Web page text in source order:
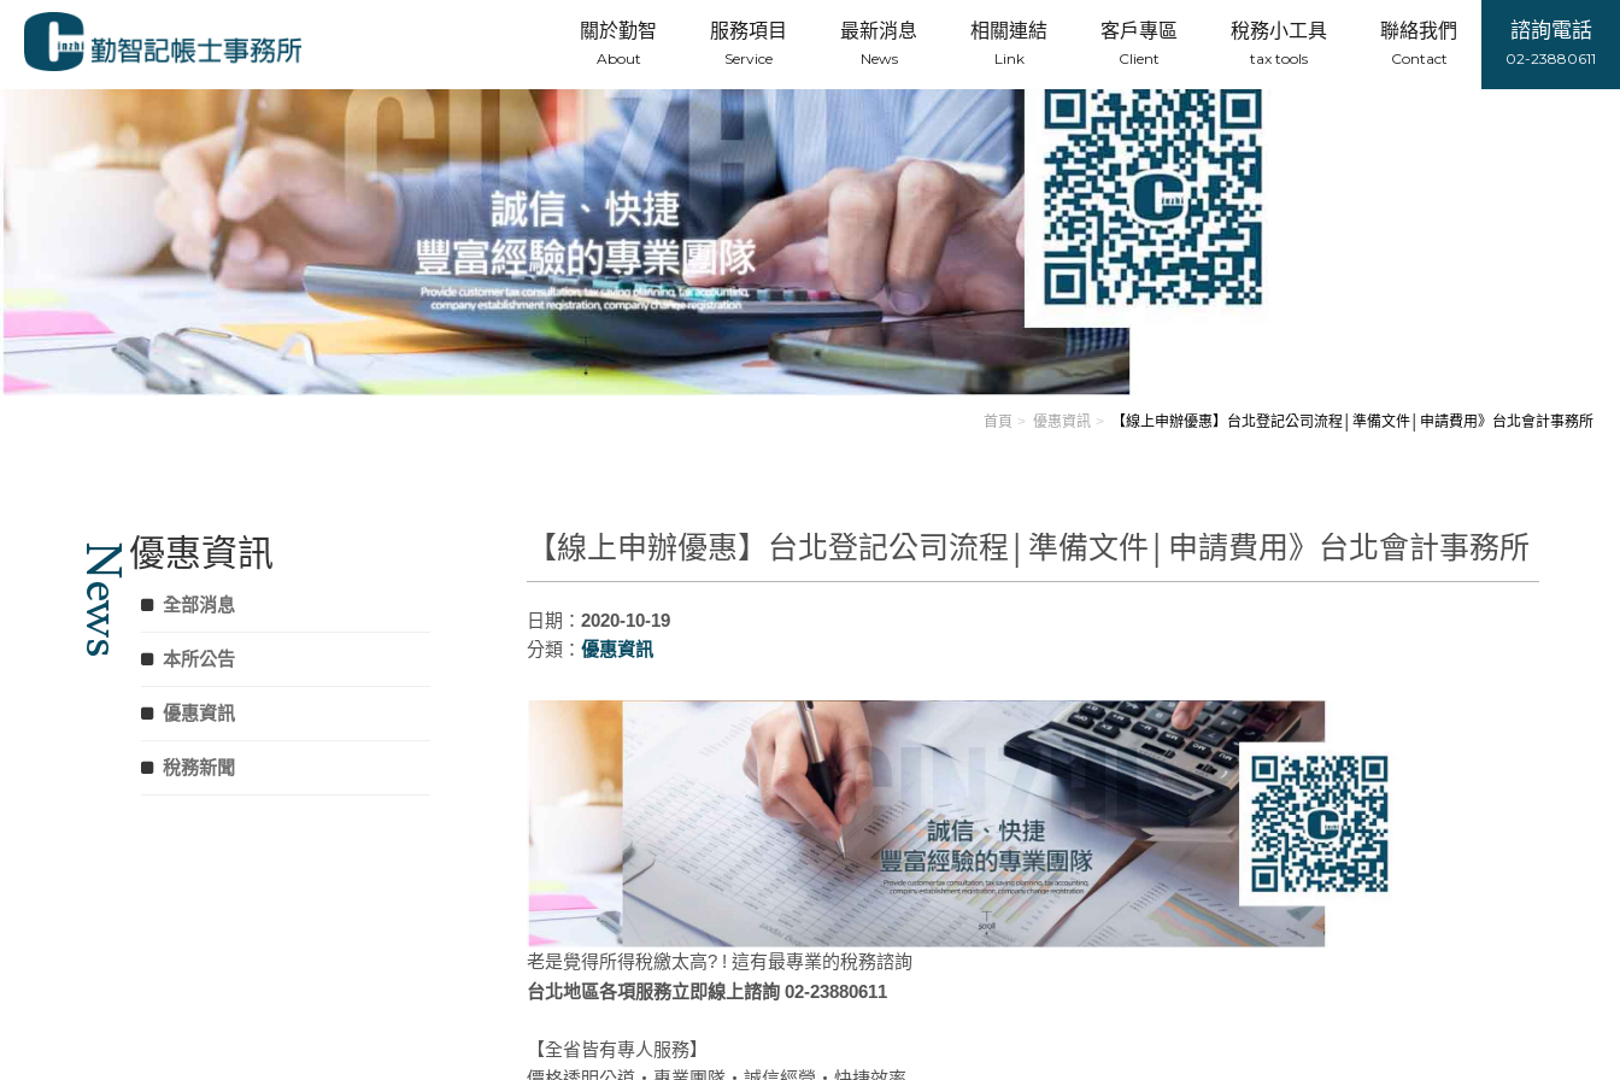
諮詢電話
02-23880611
關於勤智
About
服務項目
Service
最新消息
News
相關連結
Link
客戶專區
Client
稅務小工具
tax tools
聯絡我們
Contact
首頁 優惠資訊 【線上申辦優惠】台北登記公司流程│準備文件│申請費用》台北會計事務所
【線上申辦優惠】台北登記公司流程│準備文件│申請費用》台北會計事務所
日期：2020-10-19
分類：優惠資訊
老是覺得所得稅繳太高? ! 這有最專業的稅務諮詢
台北地區各項服務立即線上諮詢 02-23880611
【全省皆有專人服務】
優惠資訊
News 全部消息
本所公告
優惠資訊
稅務新聞